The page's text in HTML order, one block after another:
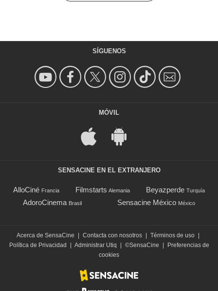
SÍGUENOS
MÓVIL
SENSACINE EN EL EXTRANJERO
AlloCiné Francia Filmstarts Alemania Beyazperde Turquía
AdoroCinema Brasil Sensacine México México
Acerca de SensaCine | Contacta con nosotros | Términos de uso |
Política de Privacidad
| Administrar Utiq | ©SensaCine |
Preferencias de
cookies